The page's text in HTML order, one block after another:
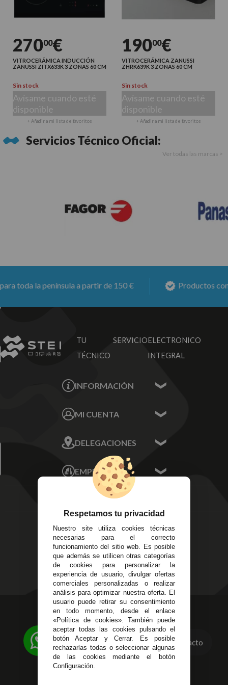
27000€
VITROCERÁMICA INDUCCIÓN
ZANUSSI ZITX633K 3 ZONAS 60 CM
Sin stock
Avísame cuando esté
disponible
+ Añadir a mi lista de favoritos
19000€
VITROCERÁMICA ZANUSSI
ZHRK639K 3 ZONAS 60 CM
Sin stock
Avísame cuando esté
disponible
+ Añadir a mi lista de favoritos
Servicios Técnico Oficial:
Ver todas las marcas >
toda la península a partir de 150 € Productos con6
TU SERVICIO
TÉCNICO
ELECTRONICO
INTEGRAL
INFORMACIÓN
Sobre nosotros
MI CUENTA
Mis Direcciones
Mis Pedidos
Mis favoritos
FAQ's
DELEGACIONES
Écija - Sevilla
Av. Plaza de Toros.
Local 3
Córdoba
14
Alzira - Valencia
C/ Esplugues, 135
EMPRESA
Aviso Legal
Devoluciones
Política de Privacidad
Pago Seguro
Terminos y
Condiciones Generales
Políticas de Cookies
623 23 31 98
Atendemos Whatsapp
955 44 45 43/955 44 45 44
info@steielectronica.com
Contacto
Respetamos tu privacidad
Nuestro site utiliza cookies técnicas
necesarias para el correcto
funcionamiento del sitio web. Es posible
que además se utilicen otras categorías
de cookies para personalizar la
experiencia de usuario, divulgar ofertas
comerciales personalizadas o realizar
análisis para optimizar nuestra oferta. El
usuario puede retirar su consentimiento
en todo momento, desde el enlace
«Política de cookies». También puede
aceptar todas las cookies pulsando el
botón Aceptar y Cerrar. Es posible
rechazarlas todas o seleccionar algunas
de las cookies mediante el botón
Configuración.